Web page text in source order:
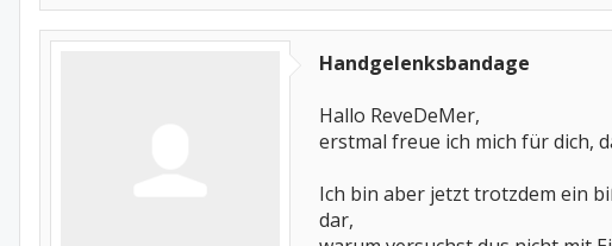
Handgelenksbandage
Hallo ReveDeMer,
erstmal freue ich mich für dich,
Ich bin aber jetzt trotzdem ein
dar,